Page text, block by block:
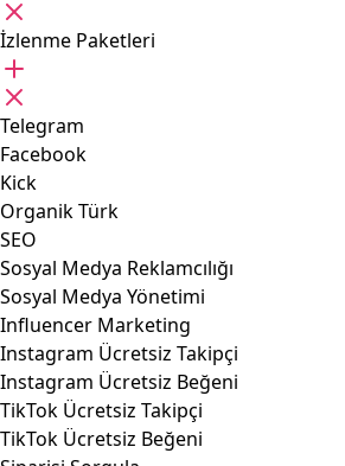
İzlenme Paketleri
Telegram
Facebook
Kick
Organik Türk
SEO
Sosyal Medya Reklamcılığı
Sosyal Medya Yönetimi
Influencer Marketing
Instagram Ücretsiz Takipçi
Instagram Ücretsiz Beğeni
TikTok Ücretsiz Takipçi
TikTok Ücretsiz Beğeni